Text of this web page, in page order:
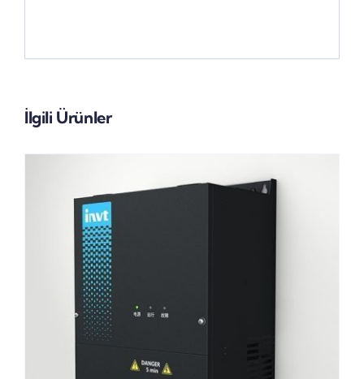
İlgili Ürünler